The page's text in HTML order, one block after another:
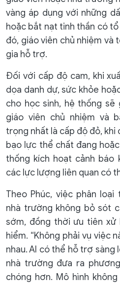
vàng áp dụng với những
hoặc bắt nạt tinh thần có
đó, giáo viên chủ nhiệm và
gia hỗ trợ.
Đối với cấp độ cam, khi
dọa danh dự, sức khỏe
cho học sinh, hệ thống sẽ
giáo viên chủ nhiệm và
trọng nhất là cấp độ đỏ, khi
bạo lực thể chất đang
thống kích hoạt cảnh báo
các lực lượng liên quan có
Theo Phúc, việc phân
nhà trường không bỏ sót
sớm, đồng thời ưu tiên xử
hiểm. “Không phải vụ việc
nhau. AI có thể hỗ trợ sàng
nhà trường đưa ra
chóng hơn. Mô hình